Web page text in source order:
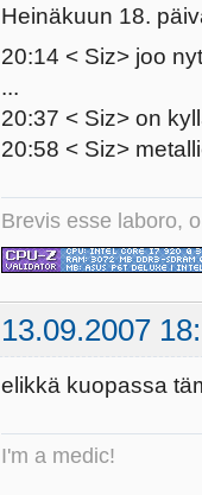
Heinäkuun 18.
20:14 < Siz> joo
...
20:37 < Siz> on
20:58 < Siz>
Brevis esse laboro,
13.09.2007
elikkä kuopassa
I'm a medic!